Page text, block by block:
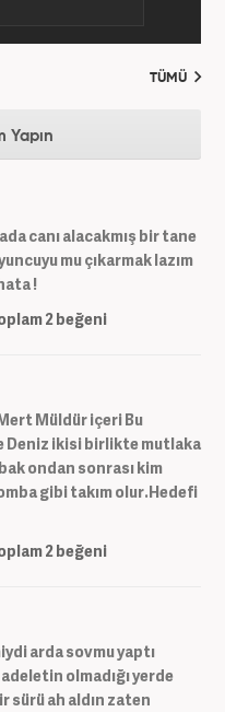
TÜMÜ
Yapın
canı alacakmış bir tane
mu çıkarmak lazım
!
2 beğeni
Müldür içeri Bu
Deniz ikisi birlikte mutlaka
ondan sonrası kim
gibi takım olur.Hedefi
2beğeni
arda sovmu yaptı
olmadığı yerde
sürü ah aldın zaten